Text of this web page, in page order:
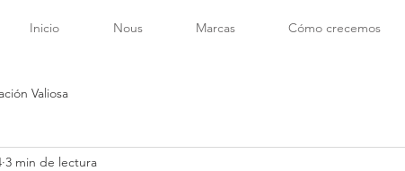
Inicio Nous Marcas Cómo crecemos
Valiosa
3 min de lectura